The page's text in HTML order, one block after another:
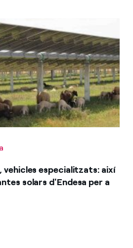
especialitzats: així
solars d'Endesa per a